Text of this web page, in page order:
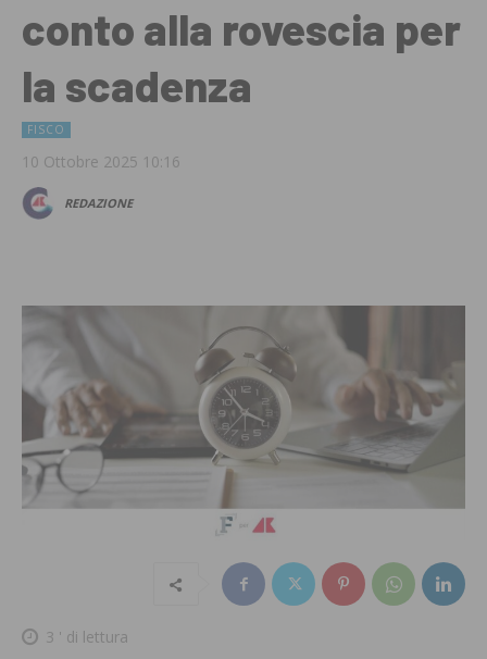
conto alla rovescia per
la scadenza
FISCO
10 Ottobre 2025 10:16
REDAZIONE
3 ' di lettura